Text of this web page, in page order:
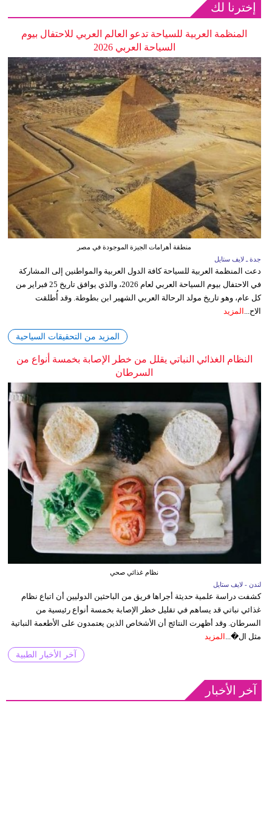
إخترنا لك
المنظمة العربية للسياحة تدعو العالم العربي للاحتفال بيوم
السياحة العربي 2026
منطقة أهرامات الجيزة الموجودة في مصر
جدة ـ لايف ستايل
دعت المنظمة العربية للسياحة كافة الدول العربية والمواطنين إلى المشاركة
في الاحتفال بيوم السياحة العربي لعام 2026، والذي يوافق تاريخ 25 فبراير من
كل عام، وهو تاريخ مولد الرحالة العربي الشهير ابن بطوطة. وقد أُطلقت
الاح... المزيد
المزيد من التحقيقات السياحية
النظام الغذائي النباتي يقلل من خطر الإصابة بخمسة أنواع من
السرطان
نظام غذائي صحي
لندن - لايف ستايل
كشفت دراسة علمية حديثة أجراها فريق من الباحثين الدوليين أن اتباع نظام
غذائي نباتي قد يساهم في تقليل خطر الإصابة بخمسة أنواع رئيسية من
السرطان. وقد أظهرت النتائج أن الأشخاص الذين يعتمدون على الأطعمة النباتية
مثل ال�...
المزيد
آخر الأخبار الطبية
آخر الأخبار